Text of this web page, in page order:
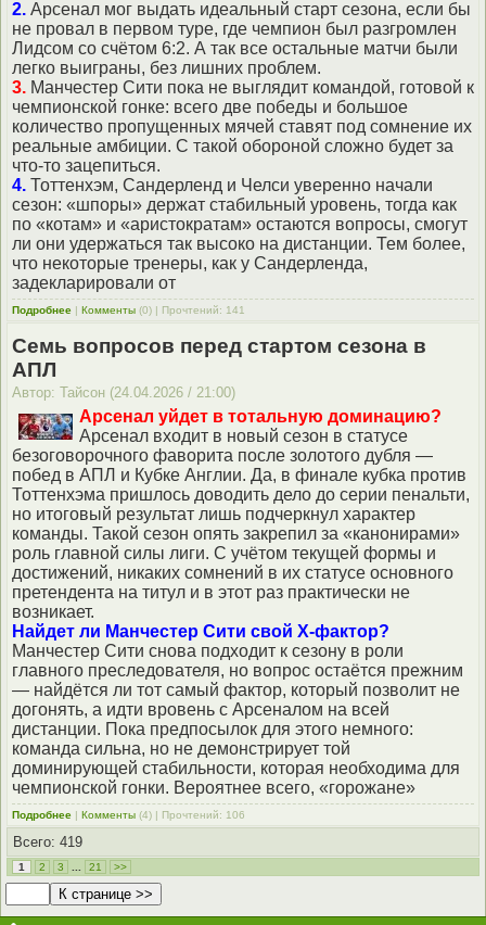
2. Арсенал мог выдать идеальный старт сезона, если бы
не провал в первом туре, где чемпион был разгромлен
Лидсом со счётом 6:2. А так все остальные матчи были
легко выиграны, без лишних проблем.
3. Манчестер Сити пока не выглядит командой, готовой к
чемпионской гонке: всего две победы и большое
количество пропущенных мячей ставят под сомнение их
реальные амбиции. С такой обороной сложно будет за
что-то зацепиться.
4. Тоттенхэм, Сандерленд и Челси уверенно начали
сезон: «шпоры» держат стабильный уровень, тогда как
по «котам» и «аристократам» остаются вопросы, смогут
ли они удержаться так высоко на дистанции. Тем более,
что некоторые тренеры, как у Сандерленда,
задекларировали от
Подробнее | Комменты (0) | Прочтений: 141
Семь вопросов перед стартом сезона в
АПЛ
Автор: Тайсон (24.04.2026 / 21:00)
Арсенал уйдет в тотальную доминацию?
Арсенал входит в новый сезон в статусе
безоговорочного фаворита после золотого дубля —
побед в АПЛ и Кубке Англии. Да, в финале кубка против
Тоттенхэма пришлось доводить дело до серии пенальти,
но итоговый результат лишь подчеркнул характер
команды. Такой сезон опять закрепил за «канонирами»
роль главной силы лиги. С учётом текущей формы и
достижений, никаких сомнений в их статусе основного
претендента на титул и в этот раз практически не
возникает.
Найдет ли Манчестер Сити свой Х-фактор?
Манчестер Сити снова подходит к сезону в роли
главного преследователя, но вопрос остаётся прежним
— найдётся ли тот самый фактор, который позволит не
догонять, а идти вровень с Арсеналом на всей
дистанции. Пока предпосылок для этого немного:
команда сильна, но не демонстрирует той
доминирующей стабильности, которая необходима для
чемпионской гонки. Вероятнее всего, «горожане»
Подробнее | Комменты (4) | Прочтений: 106
Всего: 419
1 2 3 21 >>